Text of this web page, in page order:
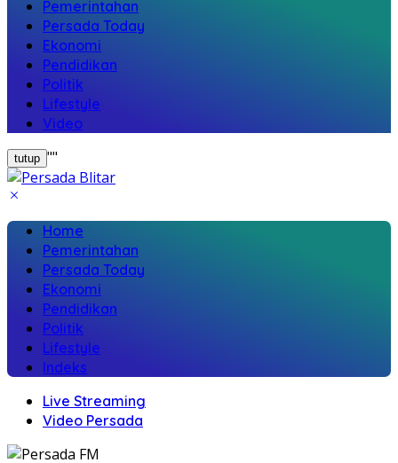
Pemerintahan
Persada Today
Ekonomi
Pendidikan
Politik
Lifestyle
Video
tutup ""
Home
Pemerintahan
Persada Today
Ekonomi
Pendidikan
Politik
Lifestyle
Indeks
Live Streaming
Video Persada